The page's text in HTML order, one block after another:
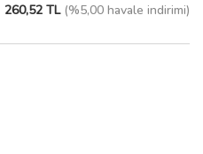
260,52 TL(%5,00 havale indirimi)